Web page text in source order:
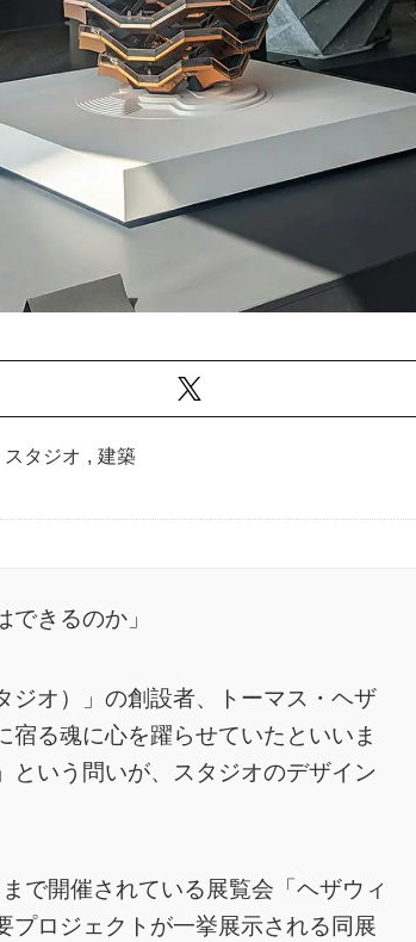
タジオ , 建築
きるのか」
ジオ）」の創設者、トーマス・ヘザ
る魂に心を躍らせていたといいま
という問いが、スタジオのデザイン
で開催されている展覧会「ヘザウィ
プロジェクトが一挙展示される同展